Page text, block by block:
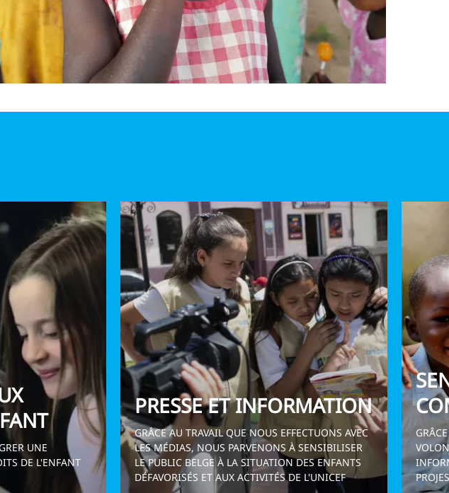
UNE
DE L'ENFANT
PRESSE ET INFORMATION
GRÂCE AU TRAVAIL QUE NOUS EFFECTUONS AVEC
LES MÉDIAS, NOUS PARVENONS À SENSIBILISER
LE PUBLIC BELGE À LA SITUATION DES ENFANTS
DÉFAVORISÉS ET AUX ACTIVITÉS DE L'UNICEF